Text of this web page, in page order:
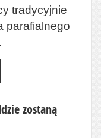
tradycyjnie
parafialnego
zostaną